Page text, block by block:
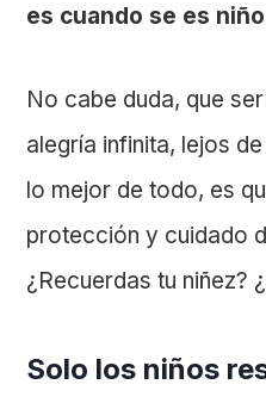
es cuando se es
No cabe duda, que
alegría infinita, lejos
lo mejor de todo, es
protección y cuidado
¿Recuerdas tu niñez?
Solo los niños